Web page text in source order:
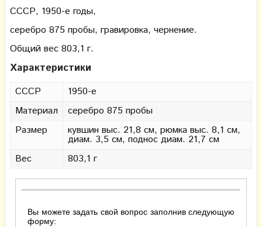
СССР, 1950-е годы,
серебро 875 пробы, гравировка, чернение.
Общий вес 803,1 г.
Характеристики
СССР
1950-е
Материал
серебро 875 пробы
Размер
кувшин выс. 21,8 см, рюмка выс. 8,1 см,
диам. 3,5 см, поднос диам. 21,7 см
Вес
803,1 г
Вы можете задать свой вопрос заполнив следующую
форму: